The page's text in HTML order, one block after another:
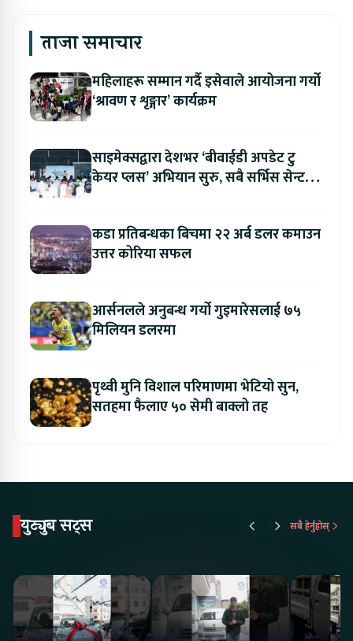
ताजा समाचार
महिलाहरू सम्मान गर्दै इसेवाले आयोजना गर्यो
‘श्रावण र शृङ्गार’ कार्यक्रम
साइमेक्सद्वारा देशभर ‘बीवाईडी अपडेट टु
केयर प्लस’ अभियान सुरु, सबै सर्भिस सेन्टरमा
कडा प्रतिबन्धका बिचमा २२ अर्ब डलर कमाउन
उत्तर कोरिया सफल
आर्सनलले अनुबन्ध गर्यो गुइमारेसलाई ७५
मिलियन डलरमा
पृथ्वी मुनि विशाल परिमाणमा भेटियो सुन,
सतहमा फैलाए ५० सेमी बाक्लो तह
युट्युब सट्स सबै हेर्नुहोस्